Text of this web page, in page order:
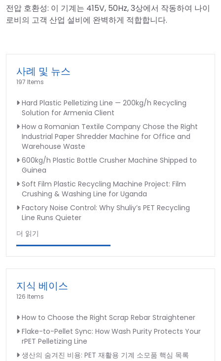
전압 호환성: 이 기계는 415V, 50Hz, 3상에서 작동하여 나이
로비의 고객 산업 설비에 완벽하게 적합합니다.
사례 및 뉴스
197 Items
Hard Plastic Pelletizing Line — 200kg/h Recycling
Solution for Armenia Client
How a Romanian Textile Company Chose the Right
Industrial Paper Shredder Machine for Office and
Warehouse Waste
600kg/h Plastic Bottle Crusher Machine Shipped to
Guinea
Soft Film Plastic Recycling Machine Project: Film
Crushing & Washing Line for Uganda
Factory Noise Control: Why Shuliy’s PET Recycling
Line Runs Quieter
더 읽기
지식 베이스
126 Items
How to Choose the Right Scrap Rebar Straightener
Flake-to-Pellet Sync: How Wash Purity Protects Your
rPET Pelletizing Line
생산의 숨겨진 비용: PET 재활용 기계 소모품 핵심 목록